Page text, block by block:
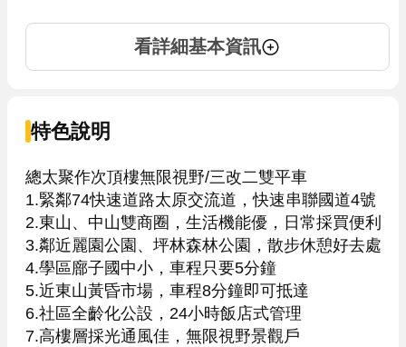
看詳細基本資訊
特色說明
總太聚作次頂樓無限視野/三改二雙平車
1.緊鄰74快速道路太原交流道，快速串聯國道4號
2.東山、中山雙商圈，生活機能優，日常採買便利
3.鄰近麗園公園、坪林森林公園，散步休憩好去處
4.學區廍子國中小，車程只要5分鐘
5.近東山黃昏市場，車程8分鐘即可抵達
6.社區全齡化公設，24小時飯店式管理
7.高樓層採光通風佳，無限視野景觀戶